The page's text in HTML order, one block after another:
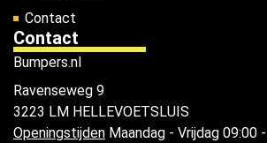
Contact
Contact
Bumpers.nl
Ravenseweg 9
3223 LM HELLEVOETSLUIS
Openingstijden Maandag - Vrijdag 09:00